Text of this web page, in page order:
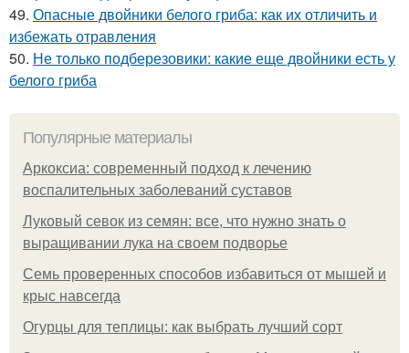
49. Опасные двойники белого гриба: как их отличить и
избежать отравления
50. Не только подберезовики: какие еще двойники есть у
белого гриба
Популярные материалы
Аркоксиа: современный подход к лечению
воспалительных заболеваний суставов
Луковый севок из семян: все, что нужно знать о
выращивании лука на своем подворье
Семь проверенных способов избавиться от мышей и
крыс навсегда
Огурцы для теплицы: как выбрать лучший сорт